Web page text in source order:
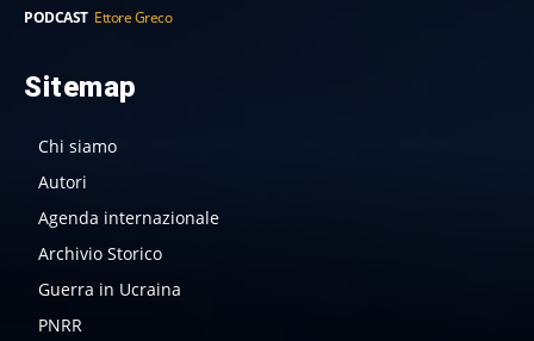
PODCAST Ettore Greco
Sitemap
Chi siamo
Autori
Agenda internazionale
Archivio Storico
Guerra in Ucraina
PNRR